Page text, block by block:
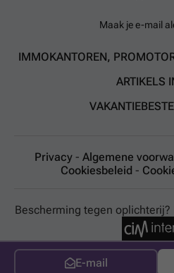
E-mail
Maak je e-mail
IMMOKANTOREN,
ARTIKELS
Privacy - Algemene
Cookiesbeleid -
Bescherming tegen oplichterij?